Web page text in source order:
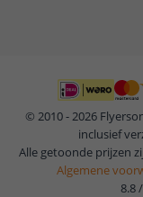
© 2010 - 2026
inclusief
Alle getoonde prijzen
Algemene
8.8